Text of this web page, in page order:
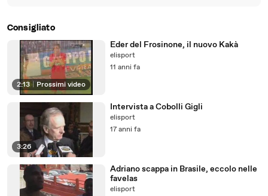
Consigliato
2:13 Prossimi video
Eder del Frosinone, il nuovo Kakà
elisport
11 anni fa
3:26
Intervista a Cobolli Gigli
elisport
17 anni fa
Adriano scappa in Brasile, eccolo nelle
favelas
elisport